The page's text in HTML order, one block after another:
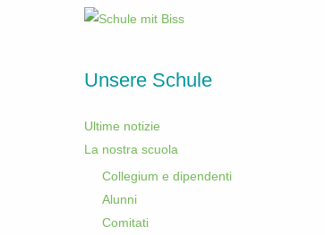
Unsere Schule
Ultime notizie
La nostra scuola
Collegium e dipendenti
Alunni
Comitati